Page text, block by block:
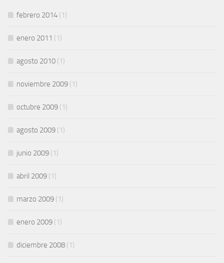
febrero 2014 (1)
enero 2011 (1)
agosto 2010 (1)
noviembre 2009 (1)
octubre 2009 (1)
agosto 2009 (1)
junio 2009 (1)
abril 2009 (1)
marzo 2009 (1)
enero 2009 (1)
diciembre 2008 (1)